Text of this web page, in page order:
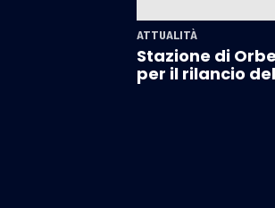
ATTUALITÀ
Stazione di
per il rilancio